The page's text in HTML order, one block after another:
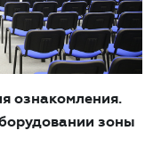
ознакомления.
зоны